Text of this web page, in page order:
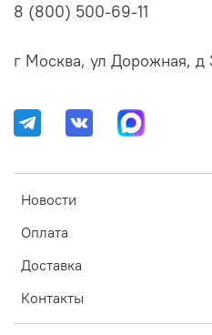
Новости
Оплата
Доставка
Контакты
8 (800) 500-69-11
г Москва, ул Дорожная, д